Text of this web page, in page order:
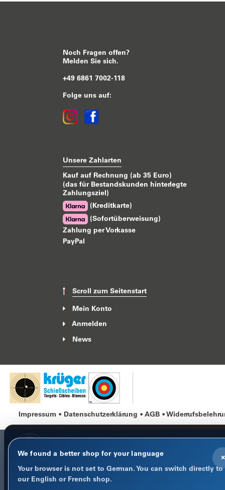
Noch Fragen offen?
Melden Sie sich.
+49 6861 7002-118
Folge uns auf:
Unsere Zahlarten
Kauf auf Rechnung (ab 35 Euro)
(das für Bestandskunden hinterlegte
Zahlungsziel)
(Kreditkarte)
(Sofortüberweisung)
Zahlung per Vorkasse
PayPal
Scroll zum Seitenstart
Mein Konto
Anmelden
News
Impressum Datenschutzerklärung AGB
×
We found a better shop for your language
Your browser is not set to German. You can switch directly to
our English or French shop.
COOKIE-HINWEIS
Datenschutz im Fokus